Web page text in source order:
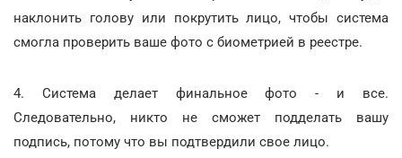
наклонить голову или покрутить лицо, чтобы система
смогла проверить ваше фото с биометрией в реестре.
4. Система делает финальное фото - и все.
Следовательно, никто не сможет подделать вашу
подпись, потому что вы подтвердили свое лицо.